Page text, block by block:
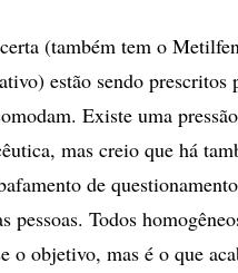
(também tem o
estão sendo prescritos
Existe uma
mas creio que há
de
pessoas. Todos
o objetivo, mas é o que